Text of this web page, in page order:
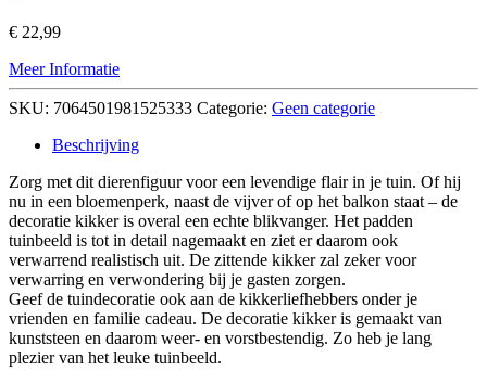
€ 22,99
Meer Informatie
SKU: 7064501981525333 Categorie: Geen categorie
Beschrijving
Zorg met dit dierenfiguur voor een levendige flair in je tuin. Of hij
nu in een bloemenperk, naast de vijver of op het balkon staat – de
decoratie kikker is overal een echte blikvanger. Het padden
tuinbeeld is tot in detail nagemaakt en ziet er daarom ook
verwarrend realistisch uit. De zittende kikker zal zeker voor
verwarring en verwondering bij je gasten zorgen.
Geef de tuindecoratie ook aan de kikkerliefhebbers onder je
vrienden en familie cadeau. De decoratie kikker is gemaakt van
kunststeen en daarom weer- en vorstbestendig. Zo heb je lang
plezier van het leuke tuinbeeld.